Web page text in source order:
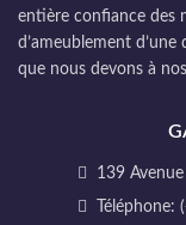
entière confiance des
d’ameublement
que nous devons à
139
Téléphone: